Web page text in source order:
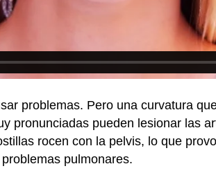
problemas. Pero una curvatura
pronunciadas pueden lesionar las
rocen con la pelvis, lo que
pulmonares.